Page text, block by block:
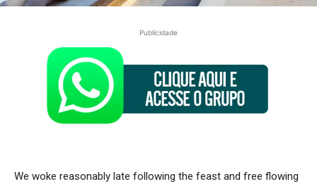
Publicidade
We woke reasonably late following the feast and free flowing